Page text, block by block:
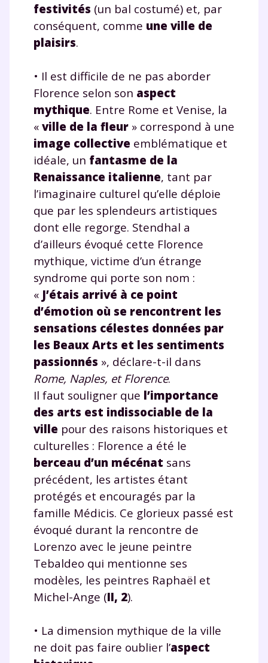
festivités (un bal costumé) et, par
conséquent, comme une ville de
plaisirs.
• Il est difficile de ne pas aborder
Florence selon son aspect
mythique. Entre Rome et Venise, la
« ville de la fleur » correspond à une
image collective emblématique et
idéale, un fantasme de la
Renaissance italienne, tant par
l’imaginaire culturel qu’elle déploie
que par les splendeurs artistiques
dont elle regorge. Stendhal a
d’ailleurs évoqué cette Florence
mythique, victime d’un étrange
syndrome qui porte son nom :
« J’étais arrivé à ce point
d’émotion où se rencontrent les
sensations célestes données par
les Beaux Arts et les sentiments
passionnés », déclare-t-il dans
Rome, Naples, et Florence.
Il faut souligner que l’importance
des arts est indissociable de la
ville pour des raisons historiques et
culturelles : Florence a été le
berceau d’un mécénat sans
précédent, les artistes étant
protégés et encouragés par la
famille Médicis. Ce glorieux passé est
évoqué durant la rencontre de
Lorenzo avec le jeune peintre
Tebaldeo qui mentionne ses
modèles, les peintres Raphaël et
Michel-Ange (II, 2).
• La dimension mythique de la ville
ne doit pas faire oublier l’aspect